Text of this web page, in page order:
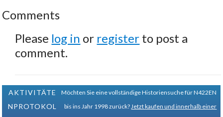
Comments
Please log in or register to post a
comment.
AKTIVITÄTE
NPROTOKOL
Möchten Sie eine vollständige Historiensuche für N422EN
bis ins Jahr 1998 zurück? Jetzt kaufen und innerhalb einer